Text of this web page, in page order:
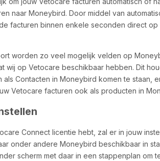
naar Moneybird. Door middel van
facturen binnen enkele seconden direct
worden zo veel mogelijk velden op
wij op Vetocare beschikbaar hebben. Dit
als Contacten in Moneybird komen te staan,
Vetocare facturen ook als producten in
Connect licentie hebt, zal er in jouw
onder andere Moneybird beschikbaar in
scherm met daar in een stappenplan om